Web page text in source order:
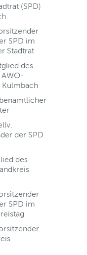
(SPD)
SPD im
Stadtrat
des
AWO-
Kulmbach
der SPD
des
SPD im